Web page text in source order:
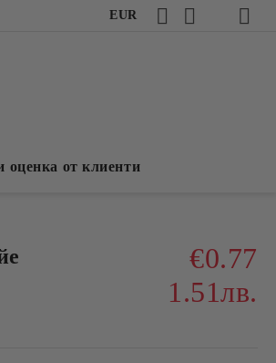
EUR
оценка от клиенти
€0.77
1.51лв.